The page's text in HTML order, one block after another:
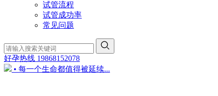
试管流程
试管成功率
常见问题
好孕热线 19868152078
• 每一个生命都值得被延续...